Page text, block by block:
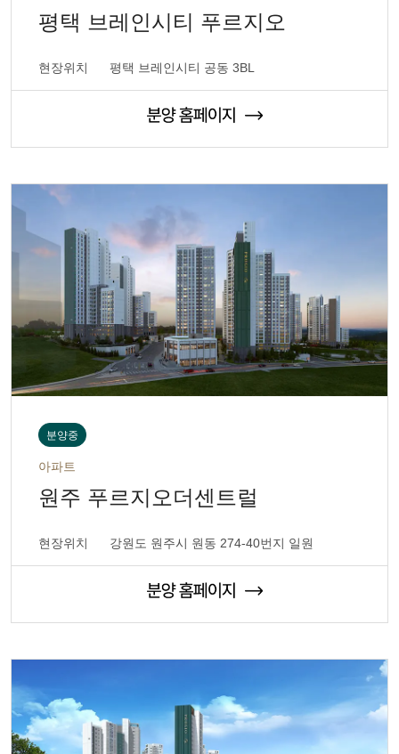
평택 브레인시티 푸르지오
현장위치 평택 브레인시티 공동 3BL
분양중
아파트
원주 푸르지오더센트럴
현장위치 강원도 원주시 원동 274-40번지 일원